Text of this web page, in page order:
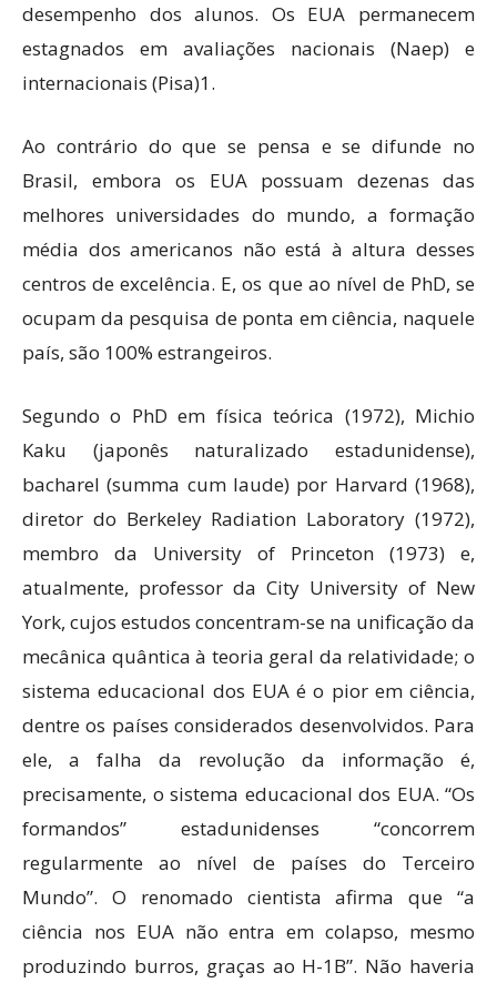
desempenho dos alunos. Os EUA permanecem
estagnados em avaliações nacionais (Naep) e
internacionais (Pisa)1.
Ao contrário do que se pensa e se difunde no
Brasil, embora os EUA possuam dezenas das
melhores universidades do mundo, a formação
média dos americanos não está à altura desses
centros de excelência. E, os que ao nível de PhD, se
ocupam da pesquisa de ponta em ciência, naquele
país, são 100% estrangeiros.
Segundo o PhD em física teórica (1972), Michio
Kaku (japonês naturalizado estadunidense),
bacharel (summa cum laude) por Harvard (1968),
diretor do Berkeley Radiation Laboratory (1972),
membro da University of Princeton (1973) e,
atualmente, professor da City University of New
York, cujos estudos concentram-se na unificação da
mecânica quântica à teoria geral da relatividade; o
sistema educacional dos EUA é o pior em ciência,
dentre os países considerados desenvolvidos. Para
ele, a falha da revolução da informação é,
precisamente, o sistema educacional dos EUA. “Os
formandos” estadunidenses “concorrem
regularmente ao nível de países do Terceiro
Mundo”. O renomado cientista afirma que “a
ciência nos EUA não entra em colapso, mesmo
produzindo burros, graças ao H-1B”. Não haveria